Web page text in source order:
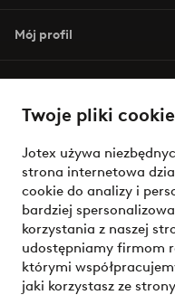
Twoje pliki
Jotex używa
strona internetowa
cookie do analizy i
bardziej
korzystania z naszej
udostępniamy firmom
którymi
jaki korzystasz ze
Mój profil
Warunki
Bezpieczne
Chcesz dowiedzieć się